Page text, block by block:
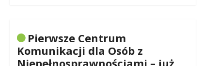
Pierwsze Centrum
Komunikacji dla Osób z
Niepełnosprawnościami – już